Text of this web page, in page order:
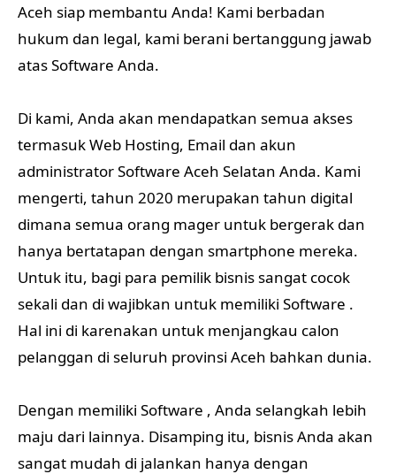
Aceh siap membantu Anda! Kami berbadan
hukum dan legal, kami berani bertanggung jawab
atas Software Anda.
Di kami, Anda akan mendapatkan semua akses
termasuk Web Hosting, Email dan akun
administrator Software Aceh Selatan Anda. Kami
mengerti, tahun 2020 merupakan tahun digital
dimana semua orang mager untuk bergerak dan
hanya bertatapan dengan smartphone mereka.
Untuk itu, bagi para pemilik bisnis sangat cocok
sekali dan di wajibkan untuk memiliki Software .
Hal ini di karenakan untuk menjangkau calon
pelanggan di seluruh provinsi Aceh bahkan dunia.
Dengan memiliki Software , Anda selangkah lebih
maju dari lainnya. Disamping itu, bisnis Anda akan
sangat mudah di jalankan hanya dengan